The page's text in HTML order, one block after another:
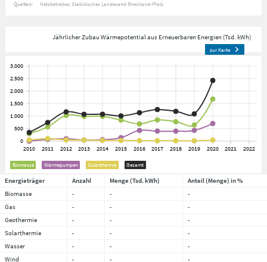
Quellen: Netzbetreiber Statistisches Landesamt Rheinland-Pfalz
Jährlicher Zubau Wärmepotential aus Erneuerbaren Energien (Tsd. kWh)
zur Karte
Biomasse Wärmepumpen Solarthermie Gesamt
Energieträger Anzahl Menge (Tsd. kWh)
Anteil (Menge) in %
Biomasse
- -
-
Gas
- -
-
Geothermie
- -
-
Solarthermie
- -
-
Wasser
- -
-
Wind
- -
-